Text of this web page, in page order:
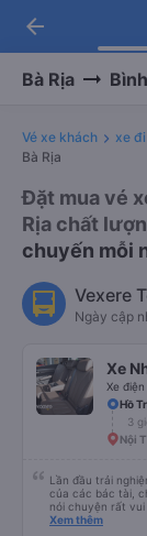
arrow_back
Bà Rịa
Vé xe khách xe
Bà Rịa
Đặt mua vé
Rịa chất
chuyến mỗi
Vexere
Ngày cập
Xe
Xe
Hồ
3
Nội
Lần đầu trải
của các bác tài,
nói chuyện rất vui
xe, mặc dù mình
Xem thêm